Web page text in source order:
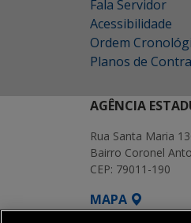
Fala Servidor
Acessibilidade
Ordem
Planos de
AGÊNCIA
Rua Santa Maria
Bairro Coronel
CEP: 79011-190
MAPA